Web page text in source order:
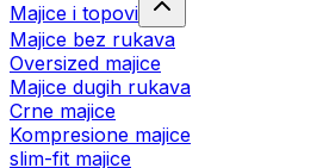
Majice i topovi
Majice bez rukava
Oversized majice
Majice dugih rukava
Crne majice
Kompresione majice
slim-fit majice